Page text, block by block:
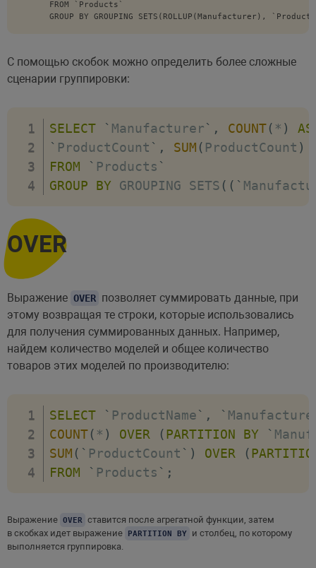
FROM `Products`
GROUP BY GROUPING SETS(ROLLUP(Manufacturer),
С помощью скобок можно определить более сложные
сценарии группировки:
SELECT ` Manufacturer` , COUNT( * ) AS
` ProductCount ` , SUM ( ProductCount )
FROM
` Products `
GROUP
BY GROUPING SETS ( ( `
OVER
Выражение OVER позволяет суммировать данные, при
этому возвращая те строки, которые использовались
для получения суммированных данных. Например,
найдем количество моделей и общее количество
товаров этих моделей по производителю:
SELECT ` ProductName` , `
COUNT( * ) OVER (PARTITION BY `
SUM ( ` ProductCount ` ) OVER (
FROM
` Products ` ;
Выражение OVER ставится после агрегатной функции, затем
в скобках идет выражение PARTITION BY и столбец, по которому
выполняется группировка.